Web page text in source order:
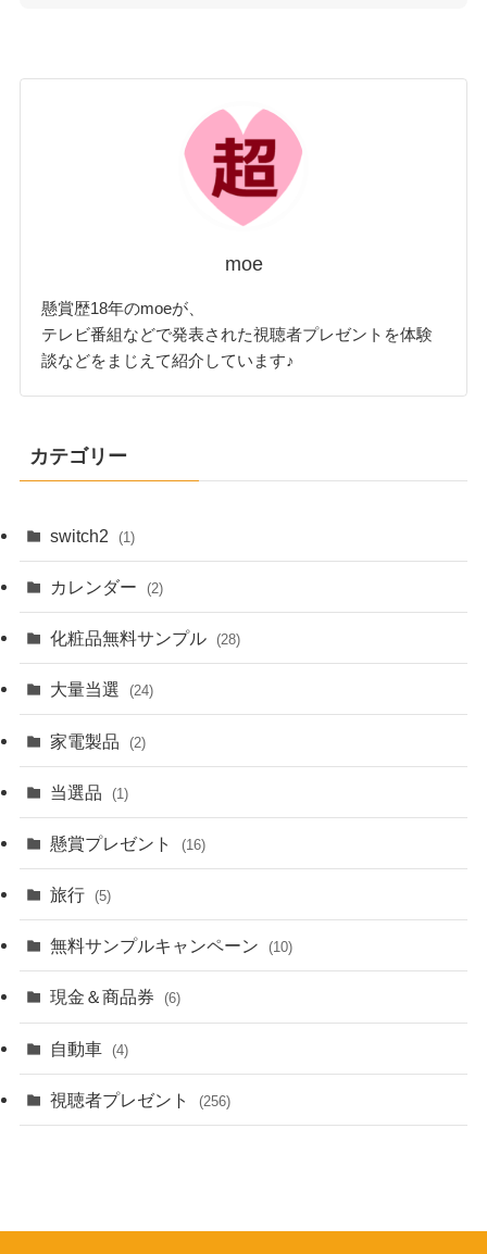
moe
懸賞歴18年のmoeが、
テレビ番組などで発表された視聴者プレゼントを体験
談などをまじえて紹介しています♪
カテゴリー
switch2 (1)
カレンダー (2)
化粧品無料サンプル (28)
大量当選 (24)
家電製品 (2)
当選品 (1)
懸賞プレゼント (16)
旅行 (5)
無料サンプルキャンペーン (10)
現金＆商品券 (6)
自動車 (4)
視聴者プレゼント (256)